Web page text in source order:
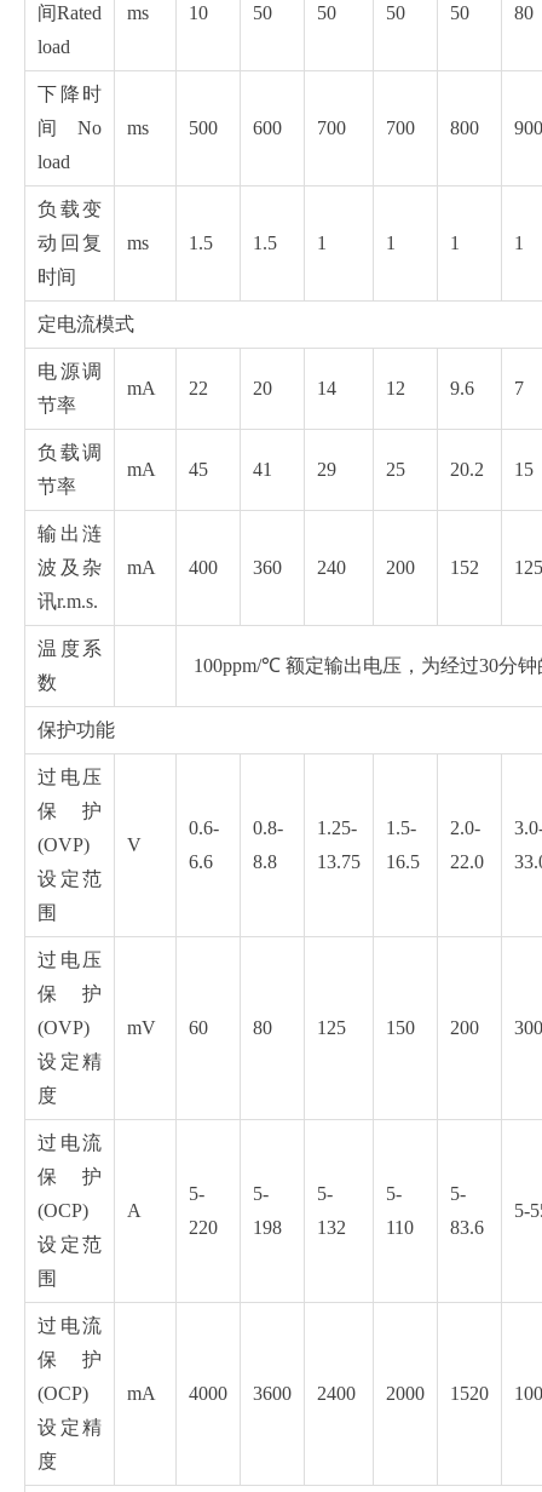
间Rated
load
ms 10 50 50 50 50 80
下降时
间No
load
ms 500 600 700 700 800 900
负载变
动回复
时间
ms 1.5 1.5 1 1 1 1
定电流模式
电源调
节率
mA 22 20 14 12 9.6 7
负载调
节率
mA 45 41 29 25 20.2 15
输出涟
波及杂
讯r.m.s.
mA 400 360 240 200 152 125
温度系
数
100ppm/℃ 额定输出电压，为经过30分钟
保护功能
过电压
保护
(OVP)
设定范
围
V
0.6-
6.6
0.8-
8.8
1.25-
13.75
1.5-
16.5
2.0-
22.0
过电压
保护
(OVP)
设定精
度
mV 60 80 125 150 200 300
过电流
保护
(OCP)
设定范
围
A
5-
220
5-
198
5-
132
5-
110
5-
83.6
5-
过电流
保护
(OCP)
设定精
度
mA 4000 3600 2400 2000 1520